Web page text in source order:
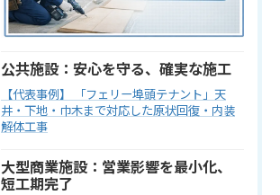
公共施設：安心を守る、確実な施工
【代表事例】 「フェリー埠頭テナント」天
井・下地・巾木まで対応した原状回復・内装
解体工事
大型商業施設：営業影響を最小化、
短工期完了